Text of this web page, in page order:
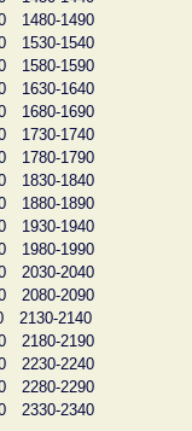
1480-1490
1530-1540
1580-1590
1630-1640
1680-1690
1730-1740
1780-1790
1830-1840
1880-1890
1930-1940
1980-1990
2030-2040
2080-2090
2130-2140
2180-2190
2230-2240
2280-2290
2330-2340